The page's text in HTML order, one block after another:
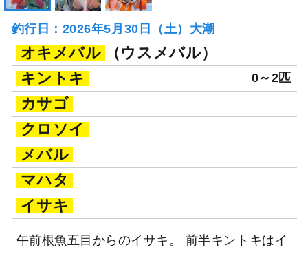
釣行日：2026年5月30日（土）大潮
オキメバル
（ウスメバル）
キントキ
0～2匹
カサゴ
クロソイ
メバル
マハタ
イサキ
午前根魚五目からのイサキ。 前半キントキはイ